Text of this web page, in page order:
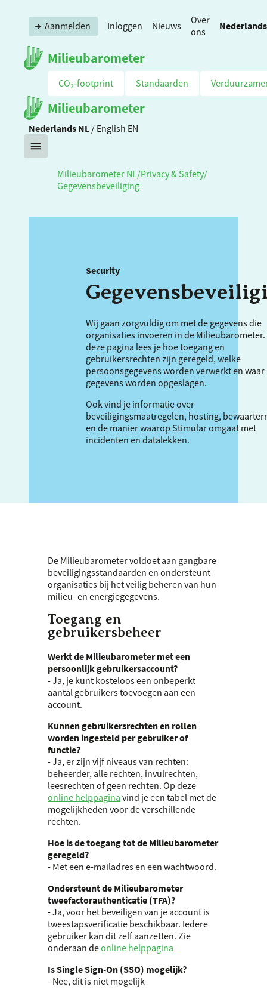
Milieubarometer
Aanmelden Inloggen Nieuws
Over
ons
Nederlands
CO₂‑footprint Standaarden
Milieubarometer
Nederlands NL / English EN
Milieubarometer NL /Privacy & Safety/
Gegevensbeveiliging
Security
Wij gaan zorgvuldig om met de gegevens die
organisaties invoeren in de Milieubarometer.
deze pagina lees je hoe toegang en
gebruikersrechten zijn geregeld, welke
persoonsgegevens worden verwerkt en waar
gegevens worden opgeslagen.
Ook vind je informatie over
beveiligingsmaatregelen, hosting,
en de manier waarop Stimular omgaat met
incidenten en datalekken.
De Milieubarometer voldoet aan gangbare
beveiligingsstandaarden en ondersteunt
organisaties bij het veilig beheren van hun
milieu- en energiegegevens.
Toegang en
gebruikersbeheer
Werkt de Milieubarometer met een
persoonlijk gebruikersaccount?
- Ja, je kunt kosteloos een onbeperkt
aantal gebruikers toevoegen aan een
account.
Kunnen gebruikersrechten en rollen
worden ingesteld per gebruiker of
functie?
- Ja, er zijn vijf niveaus van rechten:
beheerder, alle rechten, invulrechten,
leesrechten of geen rechten. Op deze
online helppagina vind je een tabel met de
mogelijkheden voor de verschillende
rechten.
Hoe is de toegang tot de Milieubarometer
geregeld?
- Met een e-mailadres en een wachtwoord.
Ondersteunt de Milieubarometer
tweefactorauthenticatie (TFA)?
- Ja, voor het beveiligen van je account is
tweestapsverificatie beschikbaar. Iedere
gebruiker kan dit zelf aanzetten. Zie
onderaan deonline helppagina
Is Single Sign-On (SSO) mogelijk?
- Nee, dit is niet mogelijk